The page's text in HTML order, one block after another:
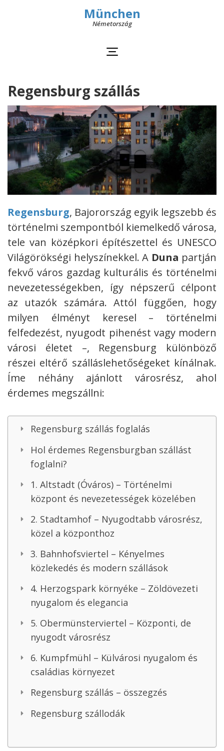
München
Németország
Regensburg szállás
Regensburg, Bajorország egyik legszebb és
történelmi szempontból kiemelkedő városa,
tele van középkori építészettel és UNESCO
Világörökségi helyszínekkel. A Duna partján
fekvő város gazdag kulturális és történelmi
nevezetességekben, így népszerű célpont
az utazók számára. Attól függően, hogy
milyen élményt keresel – történelmi
felfedezést, nyugodt pihenést vagy modern
városi életet –, Regensburg különböző
részei eltérő szálláslehetőségeket kínálnak.
Íme néhány ajánlott városrész, ahol
érdemes megszállni:
Regensburg szállás foglalás
Hol érdemes Regensburgban szállást
foglalni?
1. Altstadt (Óváros) – Történelmi
központ és nevezetességek közelében
2. Stadtamhof – Nyugodtabb városrész,
közel a központhoz
3. Bahnhofsviertel – Kényelmes
közlekedés és modern szállások
4. Herzogspark környéke – Zöldövezeti
nyugalom és elegancia
5. Obermünsterviertel – Központi, de
nyugodt városrész
6. Kumpfmühl – Külvárosi nyugalom és
családias környezet
Regensburg szállás – összegzés
Regensburg szállodák